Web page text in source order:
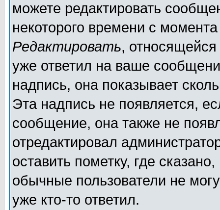
можете редактировать
некоторого времени с
Редактировать,
уже ответил на ваше
надпись, она показывает
Эта надпись не появляется,
сообщение, она также не
отредактировал
оставить пометку, где
обычные пользователи не
уже кто-то ответил.